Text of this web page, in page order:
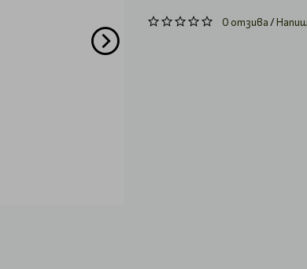
0 отзива/